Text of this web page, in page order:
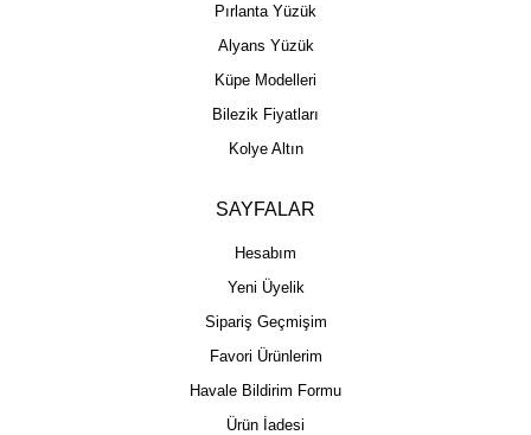
Pırlanta Yüzük
Alyans Yüzük
Küpe Modelleri
Bilezik Fiyatları
Kolye Altın
SAYFALAR
Hesabım
Yeni Üyelik
Sipariş Geçmişim
Favori Ürünlerim
Havale Bildirim Formu
Ürün İadesi